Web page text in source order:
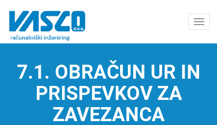
Odpri
meni
7.1. OBRAČUN UR IN
PRISPEVKOV ZA
ZAVEZANCA